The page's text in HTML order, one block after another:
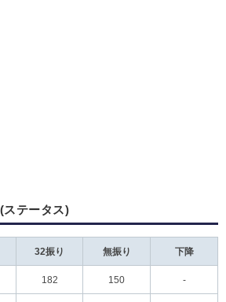
ステータス)
32振り 無振り 下降
182 150 -